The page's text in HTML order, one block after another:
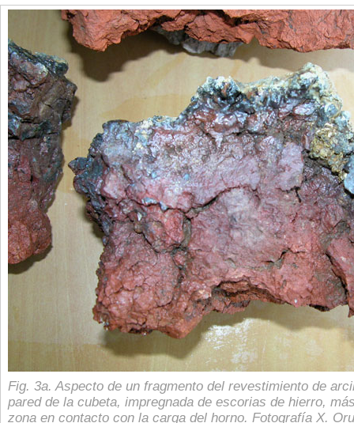
Fig. 3a. Aspecto de un fragmento del revestimiento de
pared de la cubeta, impregnada de escorias de hierro,
zona en contacto con la carga del horno. Fotografía X.